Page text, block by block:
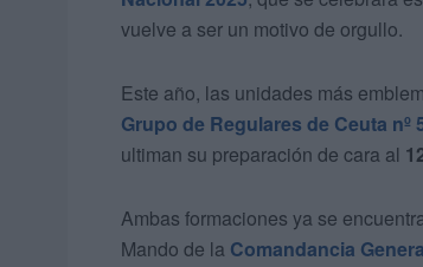
vuelve a ser un motivo de orgullo.
Este año, las unidades más
Grupo de Regulares de Ceuta nº
ultiman su preparación de cara al
Ambas formaciones ya se
Mando de la Comandancia